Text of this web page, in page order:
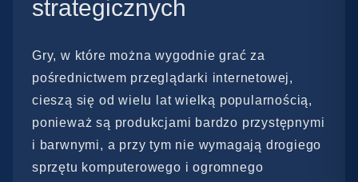
strategicznych
Gry, w które można wygodnie grać za
pośrednictwem przeglądarki internetowej,
cieszą się od wielu lat wielką popularnością,
ponieważ są produkcjami bardzo przystępnymi
i barwnymi, a przy tym nie wymagają drogiego
sprzętu komputerowego i ogromnego